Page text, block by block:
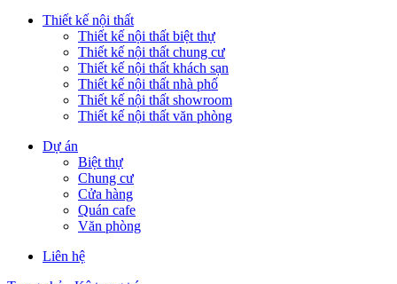
Thiết kế nội thất
Thiết kế nội thất biệt thự
Thiết kế nội thất chung cư
Thiết kế nội thất khách sạn
Thiết kế nội thất nhà phố
Thiết kế nội thất showroom
Thiết kế nội thất văn phòng
Dự án
Biệt thự
Chung cư
Cửa hàng
Quán cafe
Văn phòng
Liên hệ